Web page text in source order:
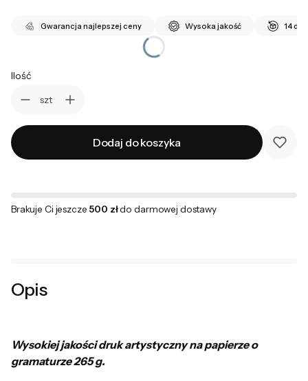
Gwarancja najlepszej ceny Wysoka jakość 14 dni
Ilość
szt
Dodaj do koszyka
Brakuje Ci jeszcze 500 złdo darmowej dostawy
Opis
Wysokiej jakości druk artystyczny na papierze o
gramaturze 265 g.